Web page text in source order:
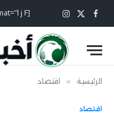
فيسبوك
X
(Twitter)
الانستغرام [current_date format="l j F"]
الرئيسية » اقتصاد
اقتصاد